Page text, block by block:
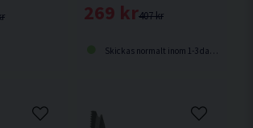
407 kr
269 kr
Skickas normalt inom 1-3 dagar